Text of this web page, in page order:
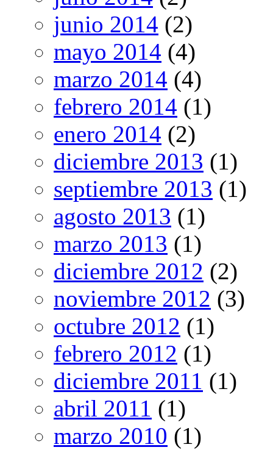
junio 2014 (2)
mayo 2014 (4)
marzo 2014 (4)
febrero 2014 (1)
enero 2014 (2)
diciembre 2013 (1)
septiembre 2013 (1)
agosto 2013 (1)
marzo 2013 (1)
diciembre 2012 (2)
noviembre 2012 (3)
octubre 2012 (1)
febrero 2012 (1)
diciembre 2011 (1)
abril 2011 (1)
marzo 2010 (1)